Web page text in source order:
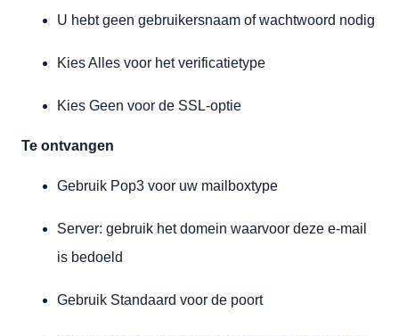
U hebt geen gebruikersnaam of wachtwoord nodig
Kies Alles voor het verificatietype
Kies Geen voor de SSL-optie
Te ontvangen
Gebruik Pop3 voor uw mailboxtype
Server: gebruik het domein waarvoor deze e-mail
is bedoeld
Gebruik Standaard voor de poort